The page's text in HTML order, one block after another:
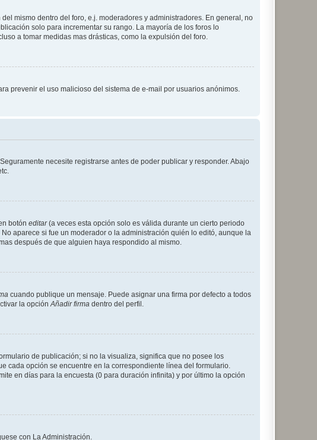
mismo dentro del foro, e.j. moderadores y administradores. En general, no
solo para incrementar su rango. La mayoría de los foros lo
a tomar medidas mas drásticas, como la expulsión del foro.
prevenir el uso malicioso del sistema de e-mail por usuarios anónimos.
necesite registrarse antes de poder publicar y responder. Abajo
botón editar(a veces esta opción solo es válida durante un cierto periodo
aparece si fue un moderador o la administración quién lo editó, aunque la
después de que alguien haya respondido al mismo.
cuando publique un mensaje. Puede asignar una firma por defecto a todos
la opción Añadir firma dentro del perfil.
de publicación; si no la visualiza, significa que no posee los
cada opción se encuentre en la correspondiente línea del formulario.
en días para la encuesta (0 para duración infinita) y por último la opción
con La Administración.